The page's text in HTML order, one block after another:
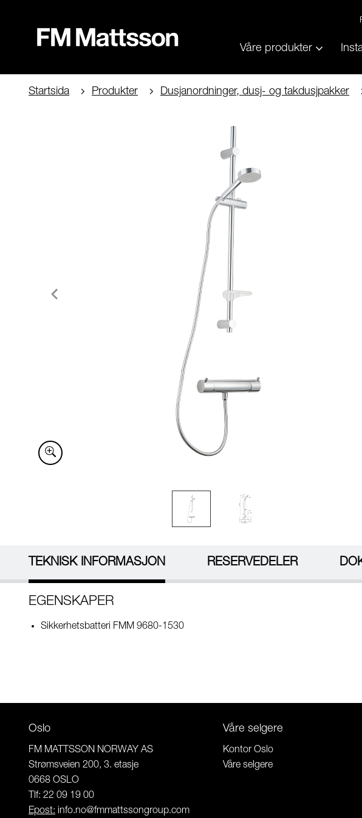
Våre produkter
Startsida Produkter Dusjanordninger, dusj- og takdusjpakker
TEKNISK INFORMASJON RESERVEDELER
EGENSKAPER
Sikkerhetsbatteri FMM 9680-1530
Oslo
FM MATTSSON NORWAY AS
Strømsveien 200, 3. etasje
0668 OSLO
Tlf: 22 09 19 00
Epost: info.no@fmmattssongroup.com
Våre selgere
Kontor Oslo
Våre selgere